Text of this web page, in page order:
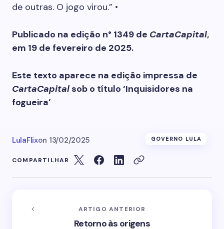
de outras. O jogo virou.” •
Publicado na edição n° 1349 de CartaCapital,
em 19 de fevereiro de 2025.
Este texto aparece na edição impressa de
CartaCapitalsob o título ‘Inquisidores na
fogueira’
LulaFlixon 13/02/2025 GOVERNO LULA
COMPARTILHAR
ARTIGO ANTERIOR
Retorno às origens